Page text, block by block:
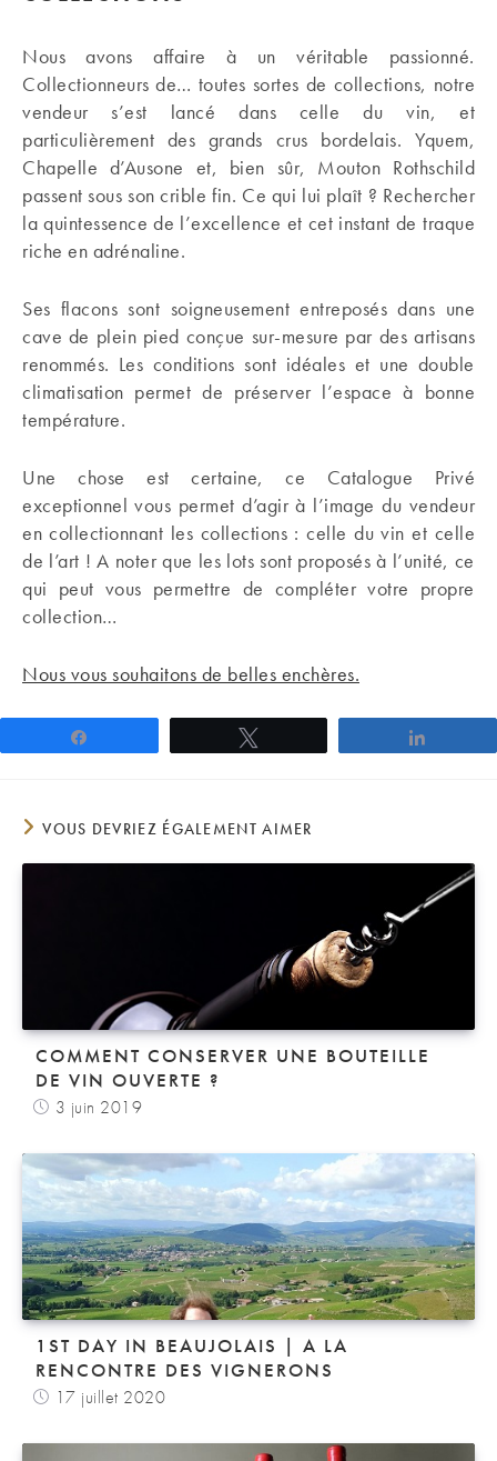
Nous avons affaire à un véritable passionné.
Collectionneurs de… toutes sortes de collections, notre
vendeur s’est lancé dans celle du vin, et
particulièrement des grands crus bordelais. Yquem,
Chapelle d’Ausone et, bien sûr, Mouton Rothschild
passent sous son crible fin. Ce qui lui plaît ? Rechercher
la quintessence de l’excellence et cet instant de traque
riche en adrénaline.
Ses flacons sont soigneusement entreposés dans une
cave de plein pied conçue sur-mesure par des artisans
renommés. Les conditions sont idéales et une double
climatisation permet de préserver l’espace à bonne
température.
Une chose est certaine, ce Catalogue Privé
exceptionnel vous permet d’agir à l’image du vendeur
en collectionnant les collections : celle du vin et celle
de l’art ! A noter que les lots sont proposés à l’unité, ce
qui peut vous permettre de compléter votre propre
collection…
Nous vous souhaitons de belles enchères.
VOUS DEVRIEZ ÉGALEMENT AIMER
COMMENT CONSERVER UNE BOUTEILLE
DE VIN OUVERTE ?
3 juin 2019
1ST DAY IN BEAUJOLAIS | A LA
RENCONTRE DES VIGNERONS
17 juillet 2020